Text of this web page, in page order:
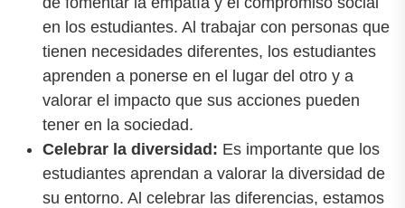
en los estudiantes. Al trabajar con personas que
tienen necesidades diferentes, los estudiantes
aprenden a ponerse en el lugar del otro y a
valorar el impacto que sus acciones pueden
tener en la sociedad.
Celebrar la diversidad: Es importante que los
estudiantes aprendan a valorar la diversidad de
su entorno. Al celebrar las diferencias, estamos